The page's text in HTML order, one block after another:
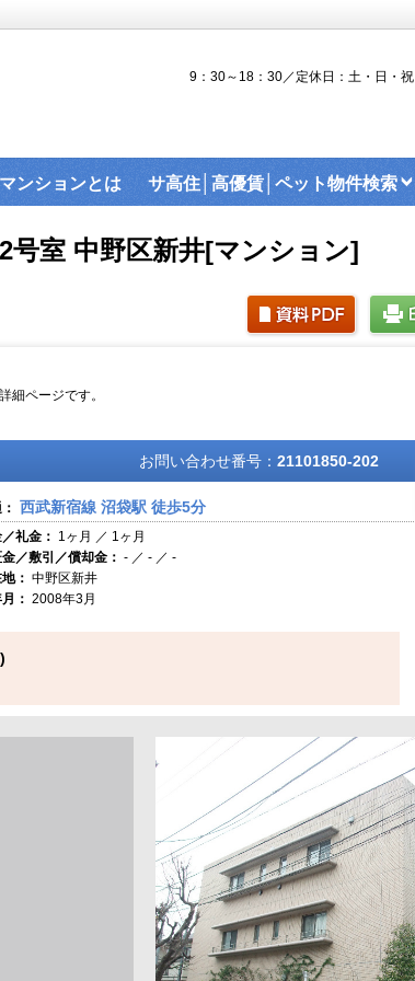
9：30～18：30／定休日：土・日・祝
ンションとは サ高住│高優賃│ペット物件検索
物件沿線から検索
建物ライブラリー
号室 中野区新井[マンション]
細ページです。
お問い合わせ番号： 21101850-202
西武新宿線 沼袋駅 徒歩5分
礼金： 1ヶ月 ／ 1ヶ月
／敷引／償却金： - ／ - ／ -
： 中野区新井
： 2008年3月